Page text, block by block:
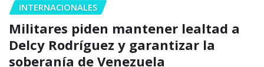
INTERNACIONALES
Militares piden mantener lealtad a
Delcy Rodríguez y garantizar la
soberanía de Venezuela